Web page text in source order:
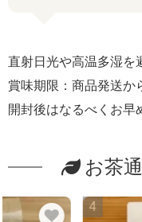
直射日光や高温多湿を
賞味期限：商品発送か
開封後はなるべくお早
お茶
4